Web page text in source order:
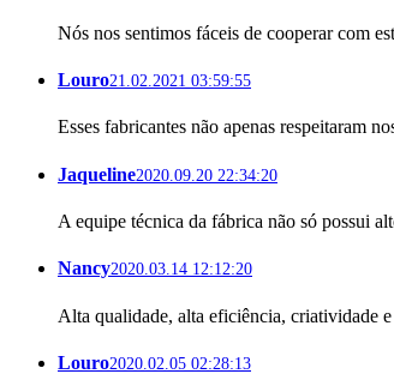
Nós nos sentimos fáceis de cooperar com
Louro21.02.2021 03:59:55
Esses fabricantes não apenas respeitaram
Jaqueline2020.09.20 22:34:20
A equipe técnica da fábrica não só possui
Nancy2020.03.14 12:12:20
Alta qualidade, alta eficiência, criatividade
Louro2020.02.05 02:28:13